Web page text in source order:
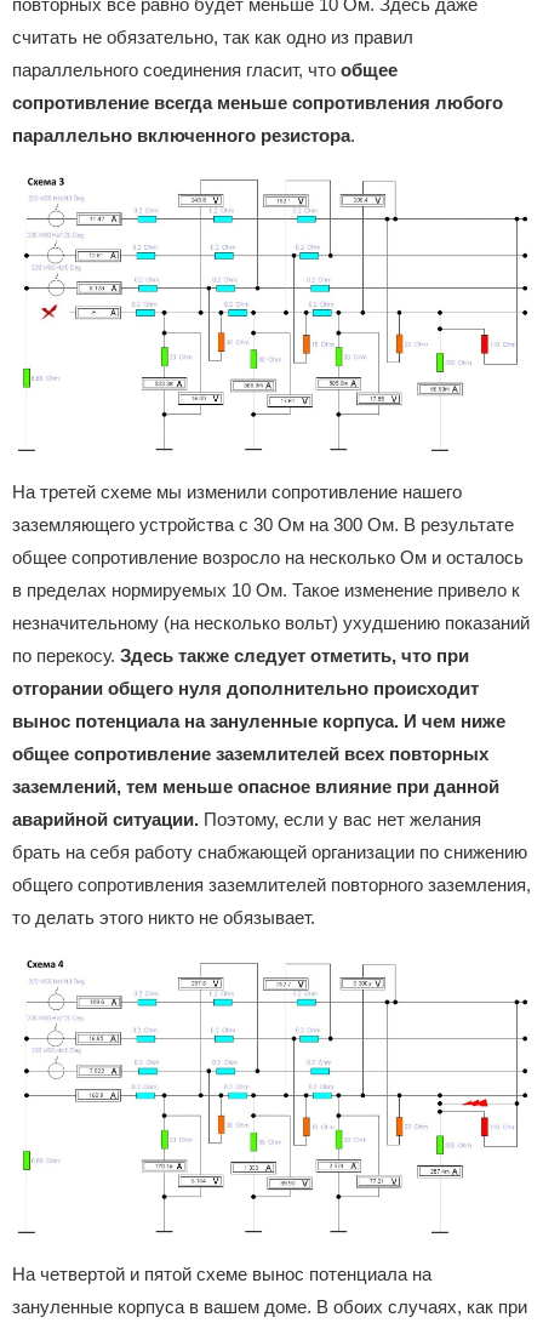
повторных все равно будет меньше 10 Ом. Здесь даже
считать не обязательно, так как одно из правил
параллельного соединения гласит, что общее
сопротивление всегда меньше сопротивления любого
параллельно включенного резистора.
На третей схеме мы изменили сопротивление нашего
заземляющего устройства с 30 Ом на 300 Ом. В результате
общее сопротивление возросло на несколько Ом и осталось
в пределах нормируемых 10 Ом. Такое изменение привело к
незначительному (на несколько вольт) ухудшению показаний
по перекосу. Здесь также следует отметить, что при
отгорании общего нуля дополнительно происходит
вынос потенциала на зануленные корпуса. И чем ниже
общее сопротивление заземлителей всех повторных
заземлений, тем меньше опасное влияние при данной
аварийной ситуации. Поэтому, если у вас нет желания
брать на себя работу снабжающей организации по снижению
общего сопротивления заземлителей повторного заземления,
то делать этого никто не обязывает.
На четвертой и пятой схеме вынос потенциала на
зануленные корпуса в вашем доме. В обоих случаях, как при